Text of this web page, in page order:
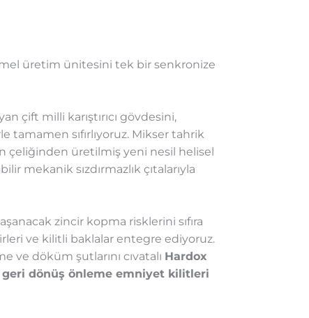
üretim ünitesini tek bir senkronize
çift milli karıştırıcı gövdesini,
sıfırlıyoruz. Mikser tahrik
çeliğinden üretilmiş yeni nesil helisel
mekanik sızdırmazlık çıtalarıyla
zincir kopma risklerini sıfıra
ve kilitli baklalar entegre ediyoruz.
döküm şutlarını cıvatalı Hardox
geri dönüş önleme emniyet kilitleri